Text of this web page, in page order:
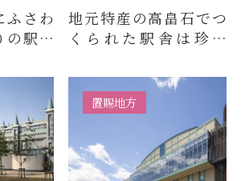
ふさわ
の駅舎
定され
地元特産の高畠石でつ
くられた駅舎は珍し
使用された道具類が保
存され郷愁…
置賜地方